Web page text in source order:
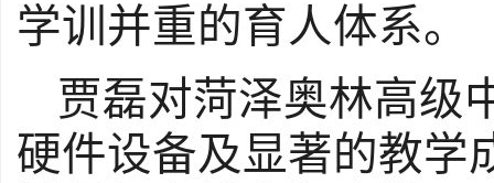
学训并重的育人体系。
贾磊对菏泽奥林高级
硬件设备及显著的教学